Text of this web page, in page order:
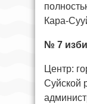
Кара-
№ 7
Центр:
Суйской